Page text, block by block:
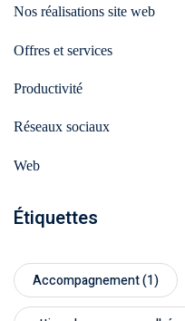
Nos réalisations site web
Offres et services
Productivité
Réseaux sociaux
Web
Étiquettes
Accompagnement(1)